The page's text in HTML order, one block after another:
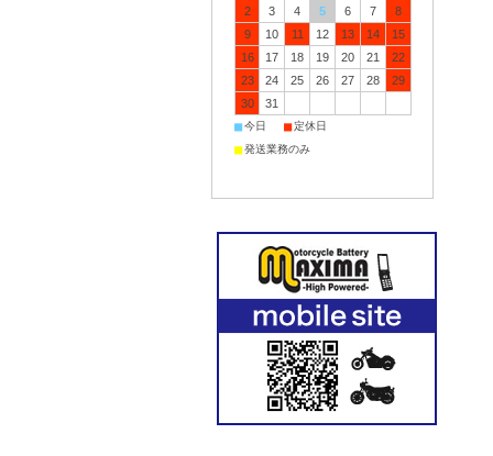
2
3 4 5 6 7
8
9
10 11 12 13 14
15
16
17 18 19 20 21
22
23
24 25 26 27 28
29
30
31
■今日 ■定休日
■発送業務のみ